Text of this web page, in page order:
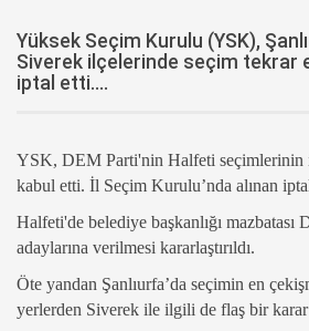
Yüksek Seçim Kurulu (YSK),
Siverek ilçelerinde seçim tekrar
iptal etti....
YSK, DEM Parti'nin Halfeti seçimlerinin
kabul etti. İl Seçim Kurulu’nda alınan iptal
Halfeti'de belediye başkanlığı mazbatası
adaylarına verilmesi kararlaştırıldı.
Öte yandan Şanlıurfa’da seçimin en
yerlerden Siverek ile ilgili de flaş bir karar